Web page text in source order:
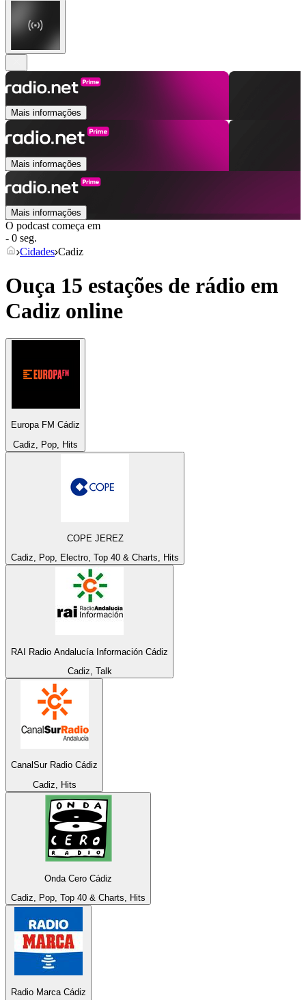
Mais informações
Mais informações
Mais informações
O podcast começa em
- 0 seg.
Cidades Cadiz
Ouça 15 estações de rádio em
Cadiz online
Europa FM Cádiz
Cadiz, Pop, Hits
COPE JEREZ
Cadiz, Pop, Electro, Top 40 & Charts, Hits
RAI Radio Andalucía Información Cádiz
Cadiz, Talk
CanalSur Radio Cádiz
Cadiz, Hits
Onda Cero Cádiz
Cadiz, Pop, Top 40 & Charts, Hits
Radio Marca Cádiz